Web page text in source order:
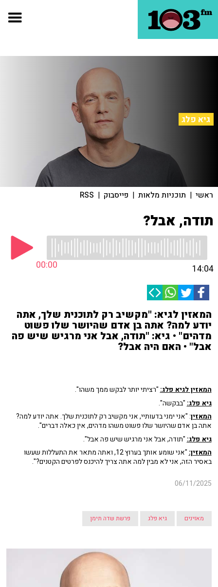
גיא פלג
ראשי | תוכניות מלאות | פייסבוק |
RSS
תודה, אבל?
00:00 14:04
המאזין לגיא: "מקשיב רק לתוכנית שלך, אתה
יודע למה? אתה בן אדם שהיושר שלו פשוט
מדהים" • גיא: "תודה, אבל אני מרגיש שיש פה
אבל" • האם היה אבל?
המאזין לגיא פלג:"רציתי יותר לבקש ממך משהו".
גיא פלג: "בבקשה".
המאזין: "אני ימני בדעותיי, אני מקשיב רק לתוכנית שלך. אתה יודע למה?
אתה בן אדם שהיושר שלו פשוט משהו מדהים, אין כאלה דברים".
גיא פלג: "תודה, אבל אני מרגיש שיש פה אבל".
המאזין:
"אני שומע אותך בערוץ 12, ואתה מתאר את התעללות שעשו
באסיר הזה, אני לא מבין למה אתה צריך להיכנס לפרטים הקטנים?".
06/11/2025
מאזינים גיא פלג פרשת שדה תימן